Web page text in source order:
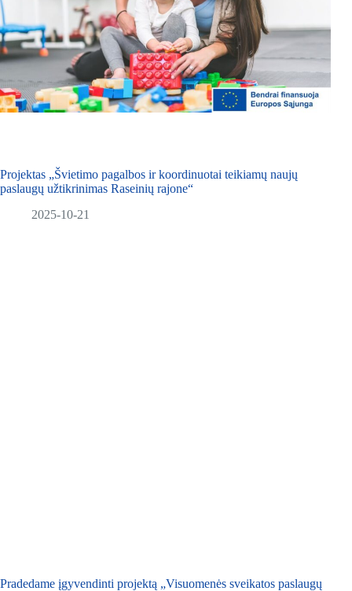
Projektas „Švietimo pagalbos ir koordinuotai teikiamų naujų
paslaugų užtikrinimas Raseinių rajone“
2025-10-21
Pradedame įgyvendinti projektą „Visuomenės sveikatos paslaugų